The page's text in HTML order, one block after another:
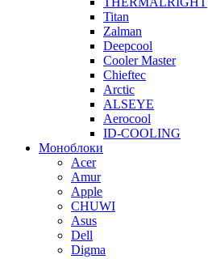
Titan
Zalman
Deepcool
Cooler Master
Chieftec
Arctic
ALSEYE
Aerocool
ID-COOLING
Моноблоки
Acer
Amur
Apple
CHUWI
Asus
Dell
Digma